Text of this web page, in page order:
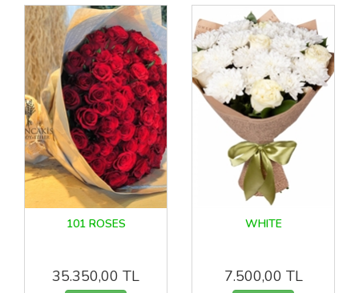
101 ROSES
35.350,00 TL
WHITE
7.500,00 TL